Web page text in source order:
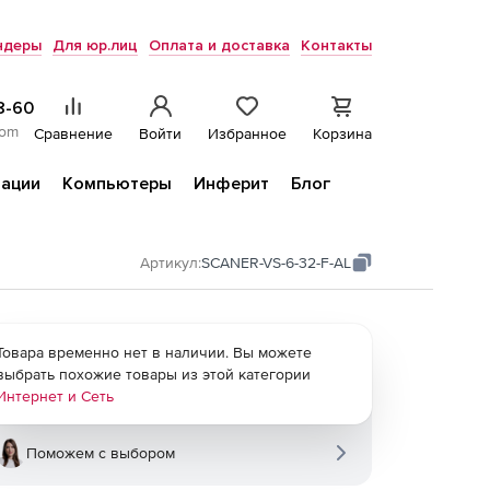
Для юр.лиц Оплата и доставка Контакты
60
Сравнение Войти Избранное Корзина
Компьютеры Инферит Блог
Артикул:SCANER-VS-6-32-F-AL
временно нет в наличии. Вы можете
похожие товары из этой категории
и Сеть
Поможем с выбором